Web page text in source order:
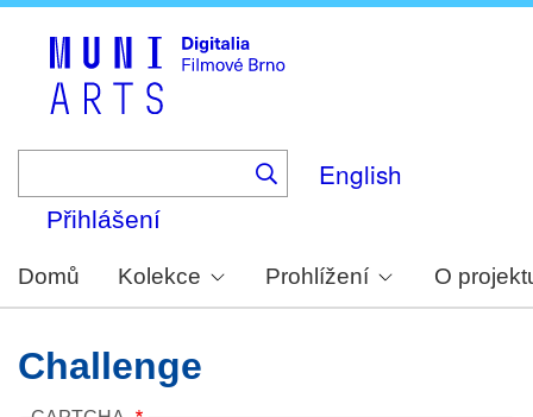
English
Přihlášení
Domů Kolekce Prohlížení O
Challenge